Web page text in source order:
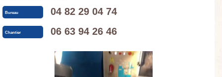
Bureau 04 82 29 04 74
Chantier 06 63 94 26 46